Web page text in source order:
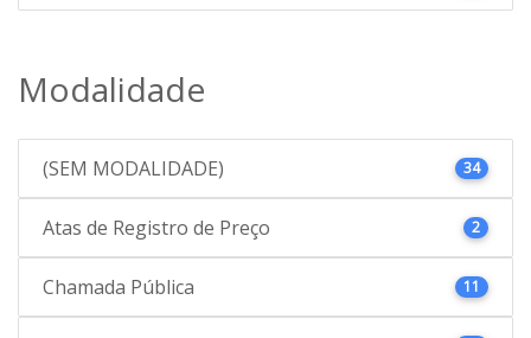
Modalidade
(SEM MODALIDADE) 34
Atas de Registro de Preço 2
Chamada Pública 11